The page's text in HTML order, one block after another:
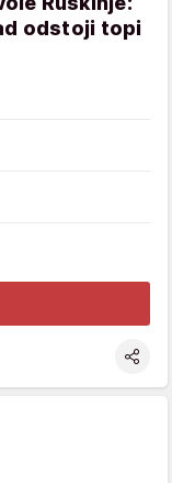
odstoji topi